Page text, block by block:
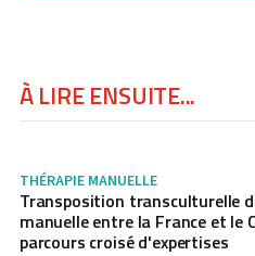
À LIRE ENSUITE...
THÉRAPIE MANUELLE
Transposition transculturelle
manuelle entre la France et le
parcours croisé d'expertises